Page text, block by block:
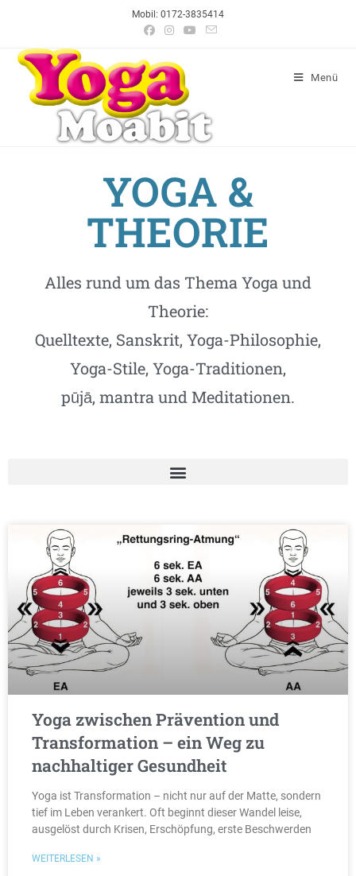
Mobil: 0172-3835414
Menü
YOGA &
THEORIE
Alles rund um das Thema Yoga und
Theorie:
Quelltexte, Sanskrit, Yoga-Philosophie,
Yoga-Stile, Yoga-Traditionen,
pūjā, mantra und Meditationen.
Yoga zwischen Prävention und
Transformation – ein Weg zu
nachhaltiger Gesundheit
Yoga ist Transformation – nicht nur auf der Matte, sondern
tief im Leben verankert. Oft beginnt dieser Wandel leise,
ausgelöst durch Krisen, Erschöpfung, erste Beschwerden
WEITERLESEN »